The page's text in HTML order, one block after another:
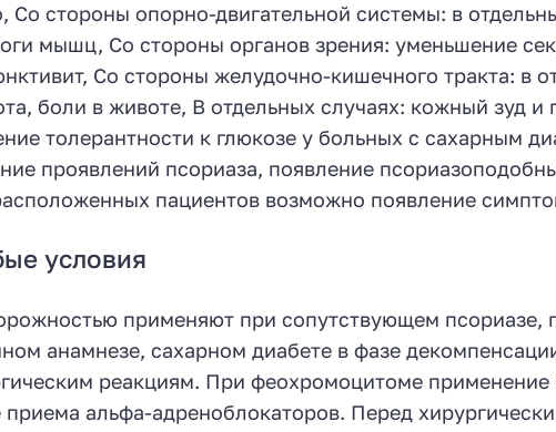
Со стороны опорно-двигательной системы: в
мышц, Со стороны органов зрения: уменьшение
Со стороны желудочно-кишечного тракта: в
боли в животе, В отдельных случаях: кожный зуд и
толерантности к глюкозе у больных с сахарным
проявлений псориаза, появление
пациентов возможно появление
условия
применяют при сопутствующем псориазе,
анамнезе, сахарном диабете в фазе
реакциям. При феохромоцитоме
приема альфа-адреноблокаторов. Перед